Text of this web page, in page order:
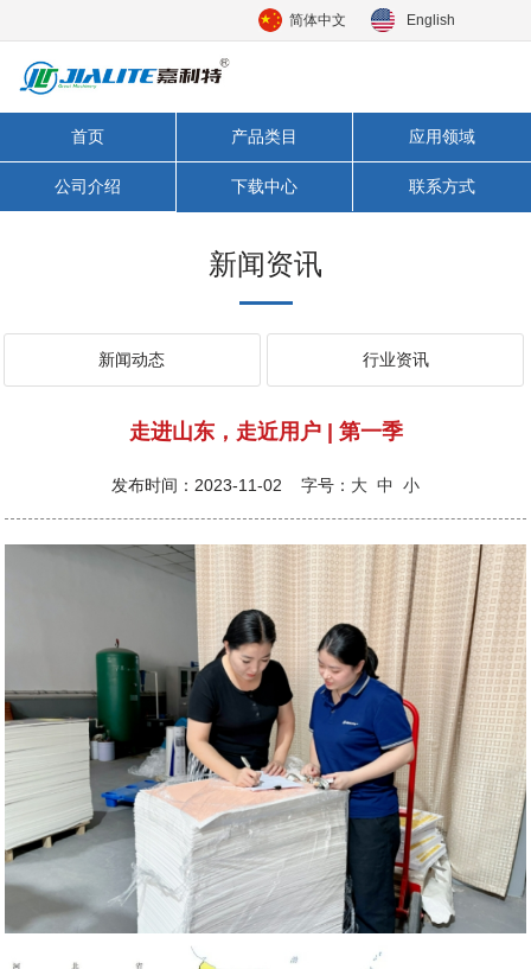
简体中文 English
首页 产品类目 应用领域
公司介绍 下载中心 联系方式
新闻资讯
新闻动态 行业资讯
走进山东，走近用户 | 第一季
发布时间：2023-11-02 字号： 大 中 小